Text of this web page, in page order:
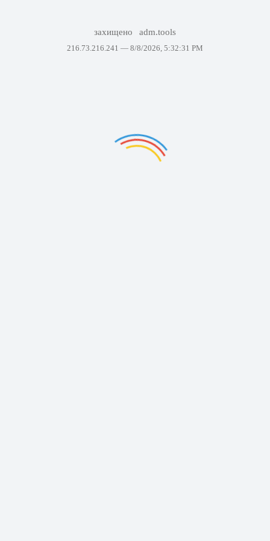
захищено adm.tools
216.73.216.241 — 8/8/2026, 5:32:31 PM